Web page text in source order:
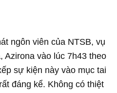
ngôn viên của NTSB, vụ
Azirona vào lúc 7h43 theo
sự kiện này vào mục tai
đáng kể. Không có thiệt